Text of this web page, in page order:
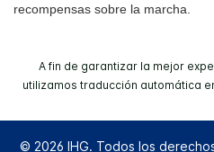
recompensas sobre la marcha.
A fin de garantizar la mejor
utilizamos traducción automática
© 2026 IHG. Todos los